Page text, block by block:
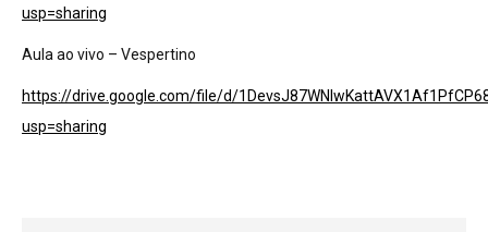
usp=sharing
Aula ao vivo – Vespertino
https://drive.google.com/file/d/
usp=sharing